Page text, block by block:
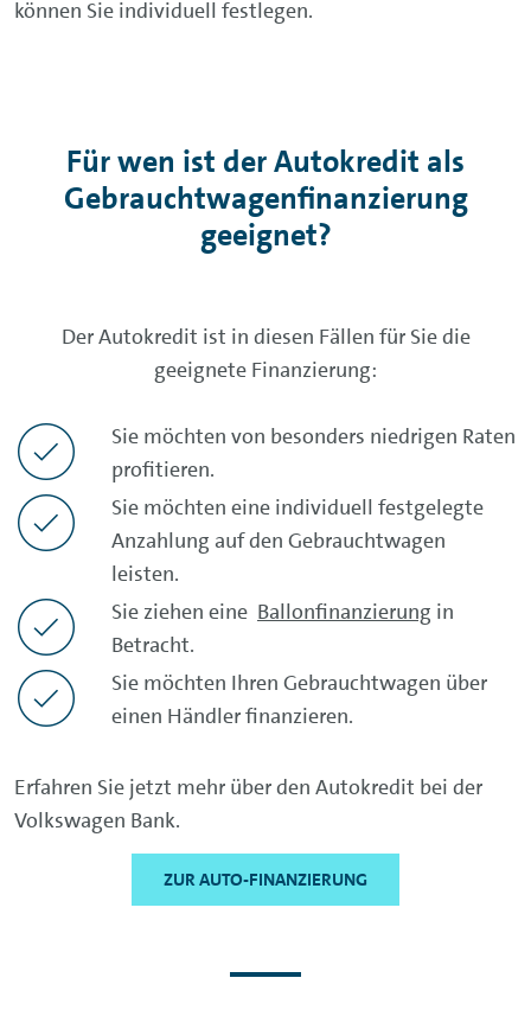
können Sie individuell festlegen.
Für wen ist der Autokredit als
Gebrauchtwagenfinanzierung
geeignet?
Der Autokredit ist in diesen Fällen für Sie die
geeignete Finanzierung:
Sie möchten von besonders niedrigen Raten
profitieren.
Sie möchten eine individuell festgelegte
Anzahlung auf den Gebrauchtwagen
leisten.
Sie ziehen eine Ballonfinanzierung in
Betracht.
Sie möchten Ihren Gebrauchtwagen über
einen Händler finanzieren.
Erfahren Sie jetzt mehr über den Autokredit bei der
Volkswagen Bank.
ZUR AUTO-FINANZIERUNG